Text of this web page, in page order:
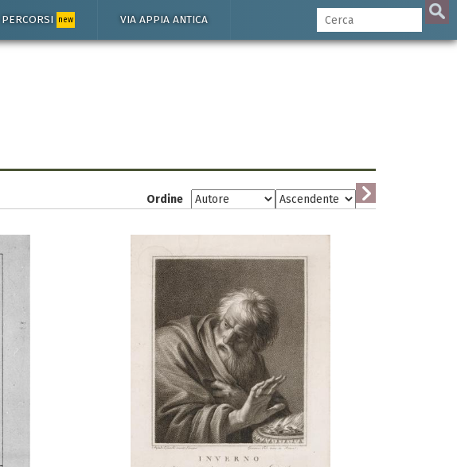
PERCORSI new VIA APPIA ANTICA
Ordine